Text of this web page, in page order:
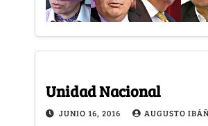
Unidad Nacional
JUNIO 16, 2016 AUGUSTO